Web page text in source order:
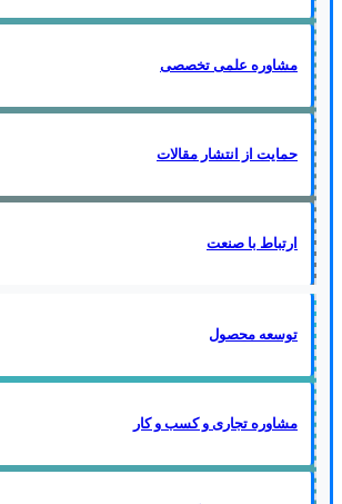
مشاوره علمی تخصصی
حمایت از انتشار مقالات
ارتباط با صنعت
توسعه محصول
مشاوره تجاری و کسب و کار